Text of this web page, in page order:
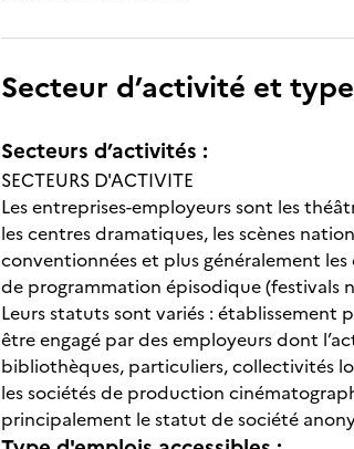
Secteur d’activité et
Secteurs d’activités :
SECTEURS D'ACTIVITE
Les entreprises-employeurs sont les
les centres dramatiques, les scènes
conventionnées et plus généralement
de programmation épisodique (festivals
Leurs statuts sont variés : établissement
être engagé par des employeurs dont
bibliothèques, particuliers, collectivités
les sociétés de production
principalement le statut de société